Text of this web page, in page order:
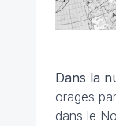
Dans la
orages
dans le